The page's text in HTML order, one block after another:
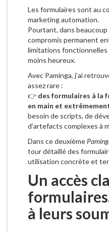
Les formulaires sont au
marketing automation.
Pourtant, dans
compromis permanent
limitations fonctionnelles
moins heureux.
Avec Paminga, j’ai
assez rare :
👉 des formulaires à la
en main et
besoin de scripts, de
d’artefacts complexes à
Dans ce deuxième
tour détaillé des
utilisation concrète et
Un accès
à leurs